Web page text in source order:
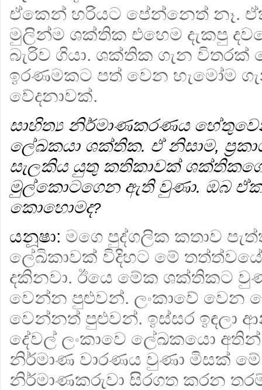
ඒකෙන් හරියට පේන්නෙත් නෑ.
මුලින්ම ශක්තික එහෙම දැකපු
බැරිව ගියා. ශක්තික ගැන විතරක්
ඉරණමකට පත් වෙන හැමෝම
වේදනාවක්.
සාහිත්‍ය නිර්මාණකරණය
ලේඛකයා ශක්තික. ඒ නිසාම,
සැලකිය යුතු කතිකාවක්
මුල්කොටගෙන ඇති වුණා. ඔබ
කොහොමද?
යනූෂා: මගෙ පුද්ගලික කතාව
ලේඛිකාවක් විදිහට මේ
දකිනවා. ඊයෙ මේක ශක්තිකට
වෙන්න පුළුවන්. ලංකාවේ වෙන
වෙන්නත් පුළුවන්. ඉස්සර ඉඳලා
දේවල් ලංකාවෙ ලේඛකයො
නිර්මාණ වාරණය වුණා මිසක් මේ
නිර්මාණකරුවා සිරගත කරන